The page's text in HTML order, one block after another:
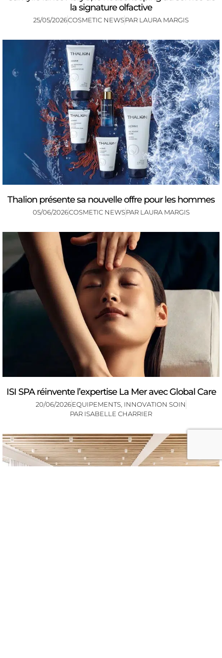
la signature olfactive
25/05/2026COSMETIC NEWSPAR LAURA MARGIS
Thalion présente sa nouvelle offre pour les hommes
05/06/2026COSMETIC NEWSPAR LAURA MARGIS
ISI SPA réinvente l’expertise La Mer avec Global Care
20/06/2026EQUIPEMENTS INNOVATION SOIN
PAR ISABELLE CHARRIER